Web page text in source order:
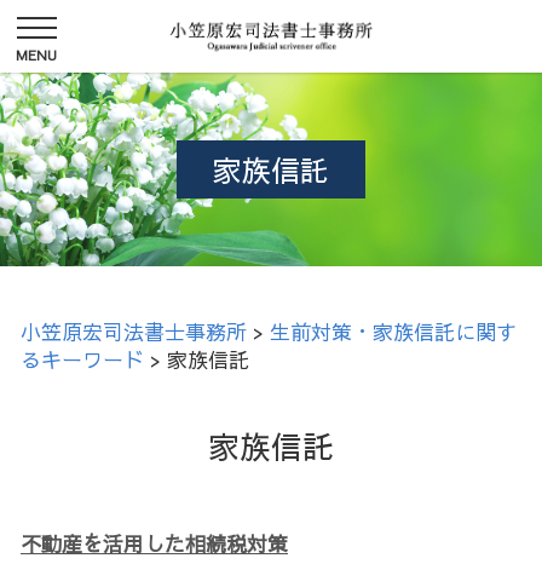
家族信託
小笠原宏司法書士事務所 > 生前対策・家族信託に関す
るキーワード > 家族信託
家族信託
不動産を活用した相続税対策